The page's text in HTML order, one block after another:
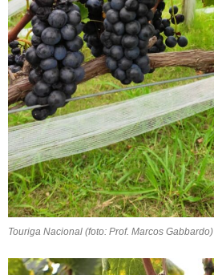
Touriga Nacional (foto: Prof. Marcos Gabbardo)